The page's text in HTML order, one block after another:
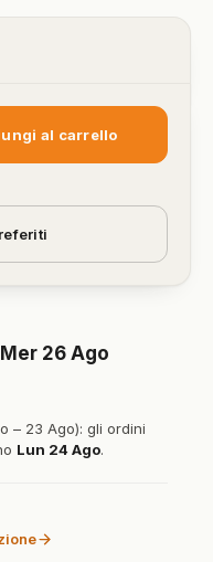
al carrello
26 Ago
– 23 Ago): gli ordini
Lun 24 Ago.